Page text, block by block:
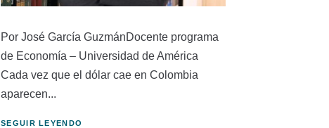
Por José García GuzmánDocente programa
de Economía – Universidad de América
Cada vez que el dólar cae en Colombia
aparecen...
SEGUIR LEYENDO